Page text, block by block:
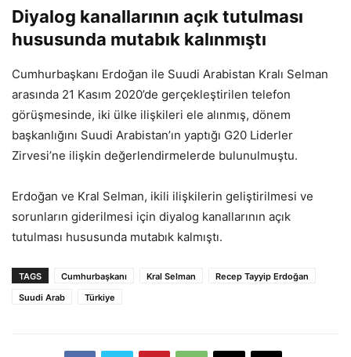
Diyalog kanallarının açık tutulması
hususunda mutabık kalınmıştı
Cumhurbaşkanı Erdoğan ile Suudi Arabistan Kralı Selman
arasında 21 Kasım 2020’de gerçekleştirilen telefon
görüşmesinde, iki ülke ilişkileri ele alınmış, dönem
başkanlığını Suudi Arabistan’ın yaptığı G20 Liderler
Zirvesi’ne ilişkin değerlendirmelerde bulunulmuştu.
Erdoğan ve Kral Selman, ikili ilişkilerin geliştirilmesi ve
sorunların giderilmesi için diyalog kanallarının açık
tutulması hususunda mutabık kalmıştı.
TAGS Cumhurbaşkanı Kral Selman
Recep Tayyip Erdoğan
Suudi Arab
Türkiye